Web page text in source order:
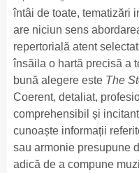
întâi de toate, tematizări
are niciun sens
repertorială atent
însăila o hartă precisă a
bună alegere este The
Coerent, detaliat,
comprehensibil și
cunoaște informații
sau armonie presupune
adică de a compune